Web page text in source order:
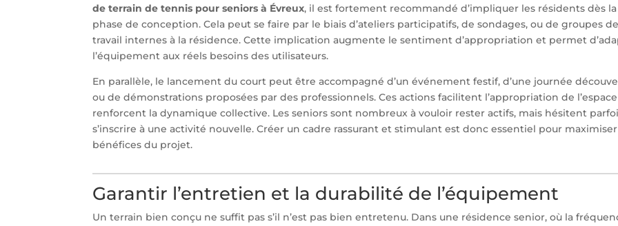
de terrain de tennis pour seniors à Évreux, il est fortement recommandé d’impliquer les résidents dès la
phase de conception. Cela peut se faire par le biais d’ateliers participatifs, de sondages, ou de groupes de
travail internes à la résidence. Cette implication augmente le sentiment d’appropriation et permet
l’équipement aux réels besoins des utilisateurs.
En parallèle, le lancement du court peut être accompagné d’un événement festif, d’une journée
ou de démonstrations proposées par des professionnels. Ces actions facilitent l’appropriation de
renforcent la dynamique collective. Les seniors sont nombreux à vouloir rester actifs, mais hésitent
s’inscrire à une activité nouvelle. Créer un cadre rassurant et stimulant est donc essentiel pour
bénéfices du projet.
Garantir l’entretien et la durabilité de l’équipement
Un terrain bien conçu ne suffit pas s’il n’est pas bien entretenu. Dans une résidence senior, où la